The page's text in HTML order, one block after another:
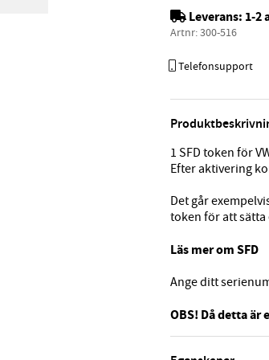
Leverans: 1-2
Artnr:300-516
Telefonsupport
1 SFD token för
Efter aktivering
Det går
token för att
Läs mer om SFD
Ange ditt
OBS! Då detta